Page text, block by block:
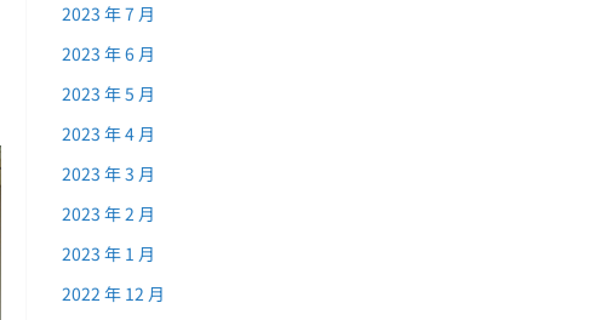
2023 年 7 月
2023 年 6 月
2023 年 5 月
2023 年 4 月
2023 年 3 月
2023 年 2 月
2023 年 1 月
2022 年 12 月